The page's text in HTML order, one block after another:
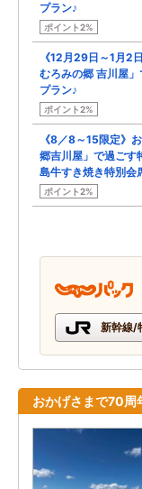
プラン♪
ポイント2%
《12月29日～1月2
むろみの郷 吉川屋
プラン♪
ポイント2%
《8／8～15限定》
郷吉川屋」で過ごす
島牛すき焼き特別会
ポイント2%
新幹線/
おかげさまで70周